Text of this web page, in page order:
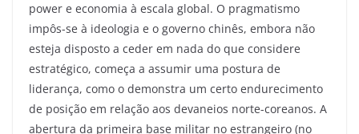
power e economia à escala global. O pragmatismo
impôs-se à ideologia e o governo chinês, embora não
esteja disposto a ceder em nada do que considere
estratégico, começa a assumir uma postura de
liderança, como o demonstra um certo endurecimento
de posição em relação aos devaneios norte-coreanos. A
abertura da primeira base militar no estrangeiro (no